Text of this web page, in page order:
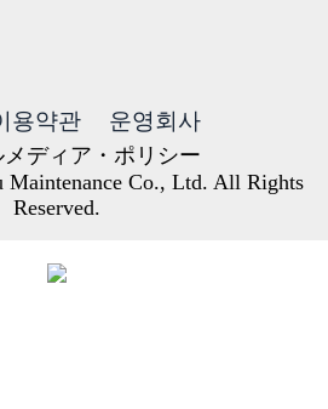
용약관 운영회사
ディア・ポリシー
Co., Ltd. All Rights
Reserved.